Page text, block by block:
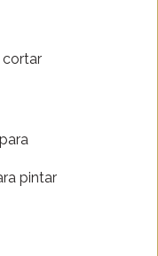
cortar
pintar